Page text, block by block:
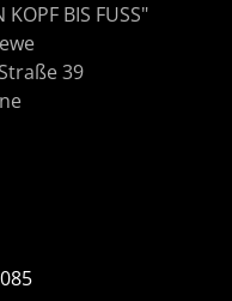
KOPF BIS FUSS"
39